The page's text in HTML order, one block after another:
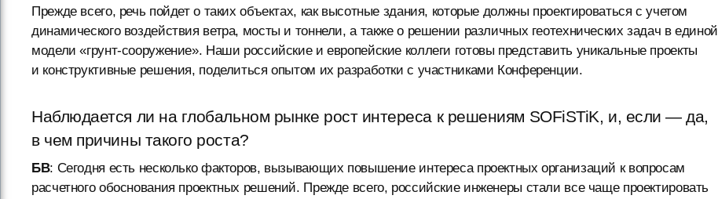
Прежде всего, речь пойдет о таких объектах, как высотные здания, которые должны проектироваться с учетом
динамического воздействия ветра, мосты и тоннели, а также о решении различных геотехнических задач в единой
модели «грунт-сооружение». Наши российские и европейские коллеги готовы представить уникальные проекты
и конструктивные решения, поделиться опытом их разработки с участниками Конференции.
Наблюдается ли на глобальном рынке рост интереса к решениям SOFiSTiK, и, если — да,
в чем причины такого роста?
БВ: Сегодня есть несколько факторов, вызывающих повышение интереса проектных организаций к вопросам
расчетного обоснования проектных решений. Прежде всего, российские инженеры стали все чаще проектировать